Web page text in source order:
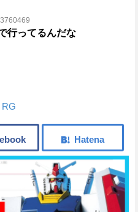
行ってるんだな
RG